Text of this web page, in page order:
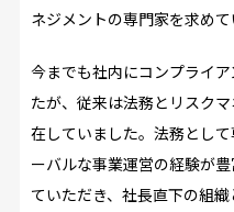
ネジメントの専門家を求めて
今までも社内にコンプライ
たが、従来は法務とリスク
在していました。法務とし
ーバルな事業運営の経験が
ていただき、社長直下の組